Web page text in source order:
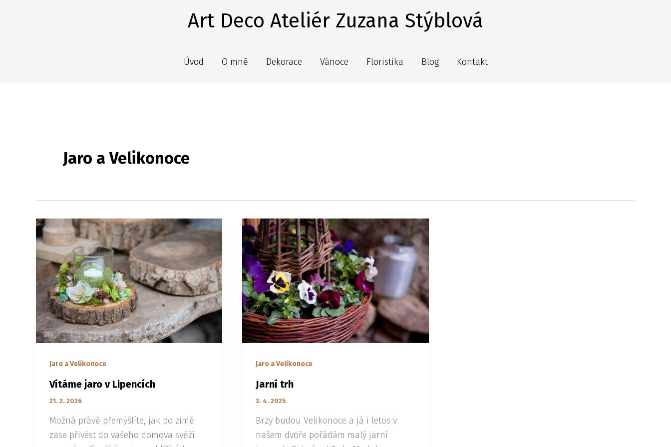
Art Deco Ateliér Zuzana Stýblová
Úvod O mně Dekorace Vánoce Floristika Blog Kontakt
Jaro a Velikonoce
Jaro a Velikonoce
Vítáme jaro v Lipencích
21. 2. 2026
Možná právě přemýšlíte, jak po zimě
zase přivést do vašeho domova svěží
Jaro a Velikonoce
Jarní trh
3. 4. 2025
Brzy budou Velikonoce a já i letos v
našem dvoře pořádám malý jarní